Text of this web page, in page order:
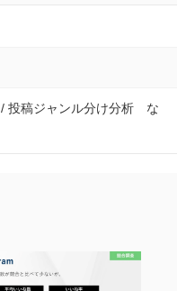
投稿ジャンル分け分析 な